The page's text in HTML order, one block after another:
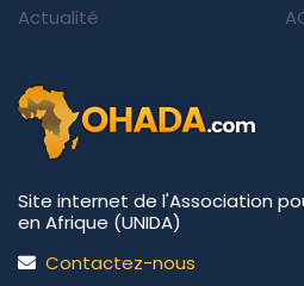
Actualité
Site internet de l'Association
en Afrique (UNIDA)
Contactez-nous